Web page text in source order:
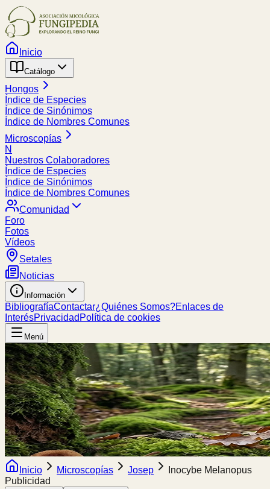
Inicio
Catálogo
Hongos
Índice de Especies
Índice de Sinónimos
Índice de Nombres Comunes
Microscopías
N
Nuestros Colaboradores
Índice de Especies
Índice de Sinónimos
Índice de Nombres Comunes
Comunidad
Foro
Fotos
Vídeos
Setales
Noticias
Información
BibliografíaContactar¿Quiénes Somos?Enlaces de
InterésPrivacidad Política de cookies
Menú
Inicio Microscopías Josep
Inocybe Melanopus
Publicidad